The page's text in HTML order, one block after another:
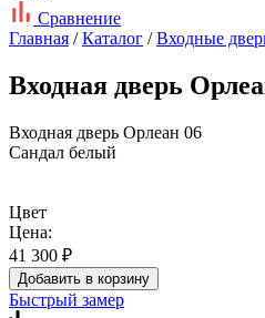
Сравнение
Главная /Каталог /Входные
Входная дверь
Входная дверь Орлеан 06
Сандал белый
Цвет
Цена:
41 300 ₽
Добавить в корзину
Быстрый замер